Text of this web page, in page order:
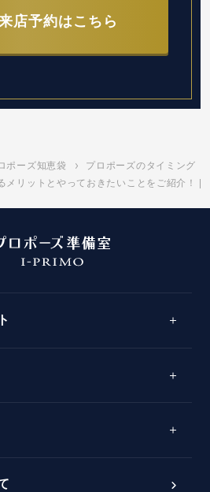
店予約はこちら
ポーズ知恵袋
プロポーズのタイミング
メリットとやっておきたいことをご紹介！ |